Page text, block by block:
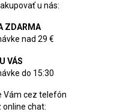
u nás:
ZDARMA
nad 29 €
VÁS
do 15:30
Vám cez telefón
online chat: